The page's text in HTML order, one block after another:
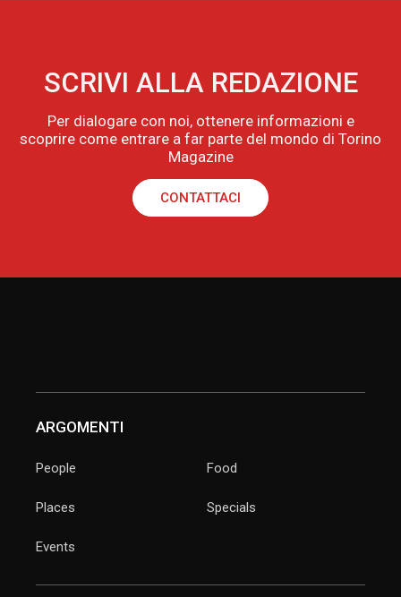
SCRIVI ALLA REDAZIONE
Per dialogare con noi, ottenere informazioni e
scoprire come entrare a far parte del mondo di Torino
Magazine
CONTATTACI
ARGOMENTI
People
Places
Events
Food
Specials